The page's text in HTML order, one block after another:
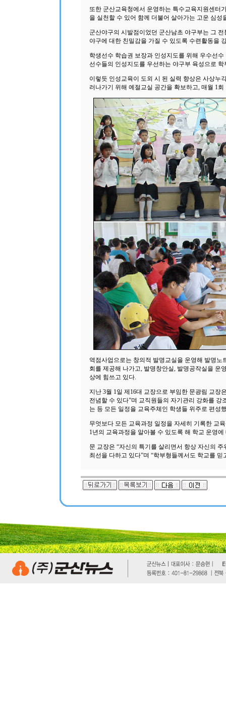
또한 군산교육청에서 운영하는 특수교육지원센터
을 실천할 수 있어 함께 더불어 살아가는 고운 심성
군산야구의 시발점이었던 군산남초 야구부는 그
야구에 대한 친밀감을 가질 수 있도록 수련활동을
학생선수 학습권 보장과 인성지도를 위해 우수선
선수들의 인성지도를 우선하는 야구부 육성으로
이렇듯 인성교육이 도외 시 된 실력 향상은 사상누
러나가기 위해 예절교실 공간을 확보하고, 매월 1
역점사업으로는 창의적 발명교실을 운영해 발명
회를 제공해 나가고, 발명창안실, 발명공작실을 운
상에 힘쓰고 있다.
지난 3월 1일 제16대 교장으로 부임한 문광림 교장
전념할 수 있다”며 교직원들의 자기관리 강화를
는 등 모든 일정을 교육주체인 학생들 위주로 편성
무엇보다 모든 교육과정 일정을 자세히 기록한 교
1년의 교육과정을 알아볼 수 있도록 해 학교 운영
문 교장은 “자신의 특기를 살리면서 항상 자신의
최선을 다하고 있다”며 “학부형들께서도 학교를